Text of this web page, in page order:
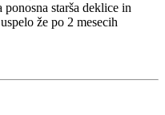
starša deklice in
že po 2 mesecih